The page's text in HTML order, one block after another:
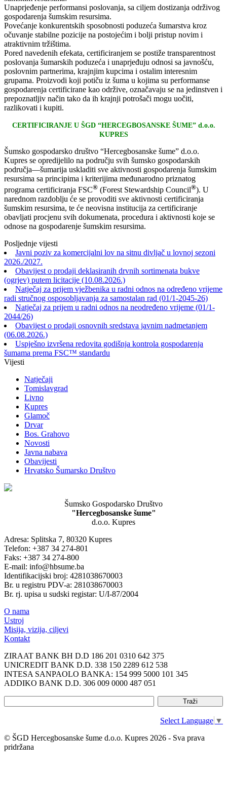
Unaprjeđenje performansi poslovanja, sa ciljem dostizanja održivog
gospodarenja šumskim resursima.
Povećanje konkurentskih sposobnosti poduzeća šumarstva kroz
očuvanje stabilne pozicije na postojećim i bolji pristup novim i
atraktivnim tržištima.
Pored navedenih efekata, certificiranjem se postiže transparentnost
poslovanja šumarskih poduzeća i unaprjeđuju odnosi sa javnošću,
poslovnim partnerima, krajnjim kupcima i ostalim interesnim
grupama. Proizvodi koji potiču iz šuma u kojima su performanse
gospodarenja certificirane kao održive, označavaju se na jedinstven i
prepoznatljiv način tako da ih krajnji potrošači mogu uočiti,
razlikovati i kupiti.
CERTIFICIRANJE U ŠGD “HERCEGBOSANSKE ŠUME” d.o.o.
KUPRES
Šumsko gospodarsko društvo “Hercegbosanske šume” d.o.o.
Kupres se opredijelilo na području svih šumsko gospodarskih
područja—šumarija uskladiti sve aktivnosti gospodarenja šumskim
resursima sa principima i kriterijima međunarodno priznatog
programa certificiranja FSC® (Forest Stewardship Council®). U
narednom razdoblju će se provoditi sve aktivnosti certificiranja
šumskim resursima, te će neovisna institucija za certificiranje
obavljati procjenu svih dokumenata, procedura i aktivnosti koje se
odnose na gospodarenje šumskim resursima.
Posljednje vijesti
Javni poziv za komercijalni lov na sitnu divljač u lovnoj sezoni
2026./2027.
Obavijest o prodaji deklasiranih drvnih sortimenata bukve
(ogrjev) putem licitacije (10.08.2026.)
Natječaj za prijem vježbenika u radni odnos na određeno vrijeme
radi stručnog osposobljavanja za samostalan rad (01/1-2045-26)
Natječaj za prijem u radni odnos na neodređeno vrijeme (01/1-
2044/26)
Obavijest o prodaji osnovnih sredstava javnim nadmetanjem
(06.08.2026.)
Uspješno izvršena redovita godišnja kontrola gospodarenja
šumama prema FSC™ standardu
Vijesti
Natječaji
Tomislavgrad
Livno
Kupres
Glamoč
Drvar
Bos. Grahovo
Novosti
Javna nabava
Obavijesti
Hrvatsko Šumarsko Društvo
Šumsko Gospodarsko Društvo
"Hercegbosanske šume"
d.o.o. Kupres
Adresa: Splitska 7, 80320 Kupres
Telefon: +387 34 274-801
Faks: +387 34 274-800
E-mail: info@hbsume.ba
Identifikacijski broj: 4281038670003
Br. u registru PDV-a: 281038670003
Br. rj. upisa u sudski registar: U/I-87/2004
O nama
Ustroj
Misija, vizija, ciljevi
Kontakt
ZIRAAT BANK BH D.D 186 201 0310 642 375
UNICREDIT BANK D.D. 338 150 2289 612 538
INTESA SANPAOLO BANKA: 154 999 5000 101 345
ADDIKO BANK D.D. 306 009 0000 487 051
Select Language ▼
© ŠGD Hercegbosanske šume d.o.o. Kupres 2026 - Sva prava
pridržana